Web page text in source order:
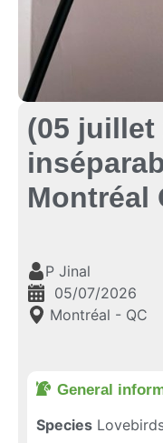
(05 juillet
Montréal
P Jinal
05/07/2026
Montréal - QC
General
Species